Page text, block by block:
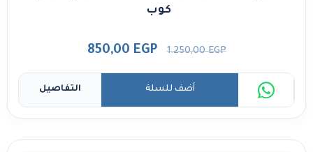
كوب
1.250,00EGP
850,00 EGP
التفاصيل أضف للسلة